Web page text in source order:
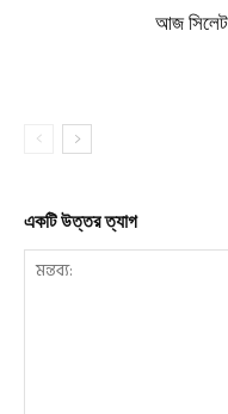
আজ সিলেট
একটি উত্তর ত্যাগ